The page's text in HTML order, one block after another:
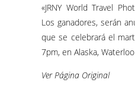
«JRNY World Travel
Los ganadores, serán
que se celebrará el
7pm, en Alaska,
Ver Página Original